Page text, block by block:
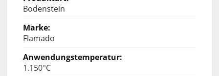
Bodenstein
Flamado
1.150°C